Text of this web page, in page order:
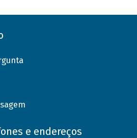
e endereços